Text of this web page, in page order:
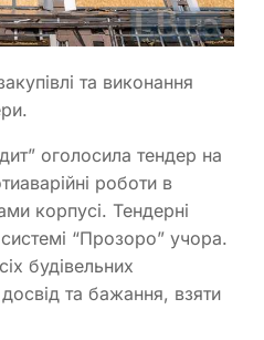
та виконання
оголосила тендер на
роботи в
корпусі. Тендерні
“Прозоро” учора.
будівельних
та бажання, взяти